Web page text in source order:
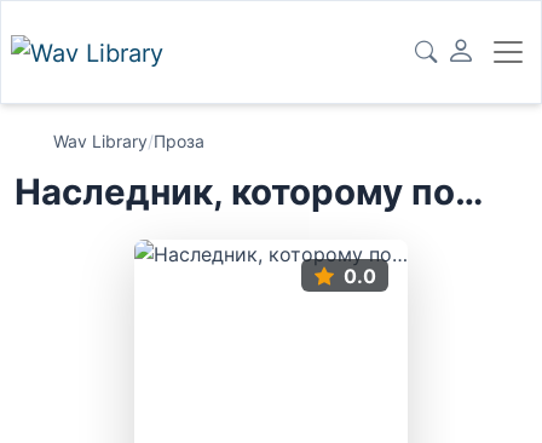
Wav Library/Проза
Наследник, которому по…
0.0